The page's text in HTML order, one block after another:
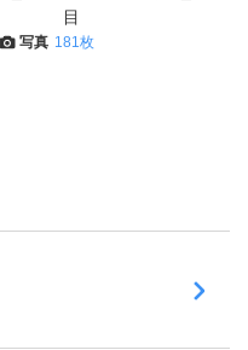
写真 181枚